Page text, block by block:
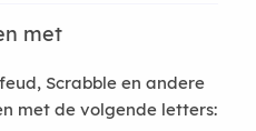
met
Scrabble en andere
met de volgende letters: